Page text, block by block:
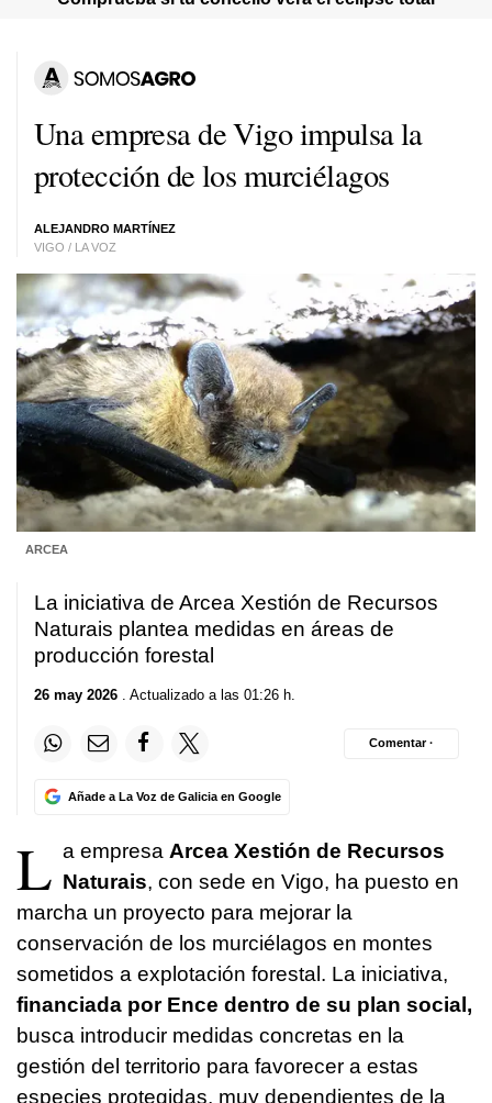
Una empresa de Vigo impulsa la
protección de los murciélagos
ALEJANDRO MARTÍNEZ
VIGO / LA VOZ
ARCEA
La iniciativa de Arcea Xestión de Recursos
Naturais plantea medidas en áreas de
producción forestal
26 may 2026 . Actualizado a las 01:26 h.
Añade a La Voz de Galicia en Google
Comentar ·
L a empresa Arcea Xestión de Recursos
Naturais, con sede en Vigo, ha puesto en
marcha un proyecto para mejorar la
conservación de los murciélagos en montes
sometidos a explotación forestal. La iniciativa,
financiada por Ence dentro de su plan social,
busca introducir medidas concretas en la
gestión del territorio para favorecer a estas
especies protegidas, muy dependientes de la